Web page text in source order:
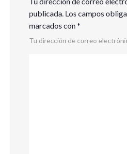
publicada. Los campos
marcados con*
Tu dirección de correo